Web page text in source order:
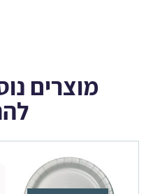
מוצרים